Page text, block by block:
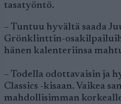
tasatyöntö.
– Tuntuu hyvältä saada
Grönklinttin-
hänen kalenteriinsa
– Todella odottavaisin ja
Classics -kisaan. Vaikea
mahdollisimman